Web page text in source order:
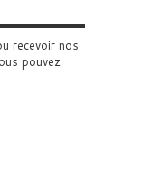
recevoir nos
pouvez